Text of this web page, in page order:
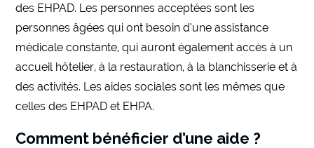
des EHPAD. Les personnes acceptées sont les
personnes âgées qui ont besoin d’une assistance
médicale constante, qui auront également accès à un
accueil hôtelier, à la restauration, à la blanchisserie et à
des activités. Les aides sociales sont les mêmes que
celles des EHPAD et EHPA.
Comment bénéficier d’une aide ?